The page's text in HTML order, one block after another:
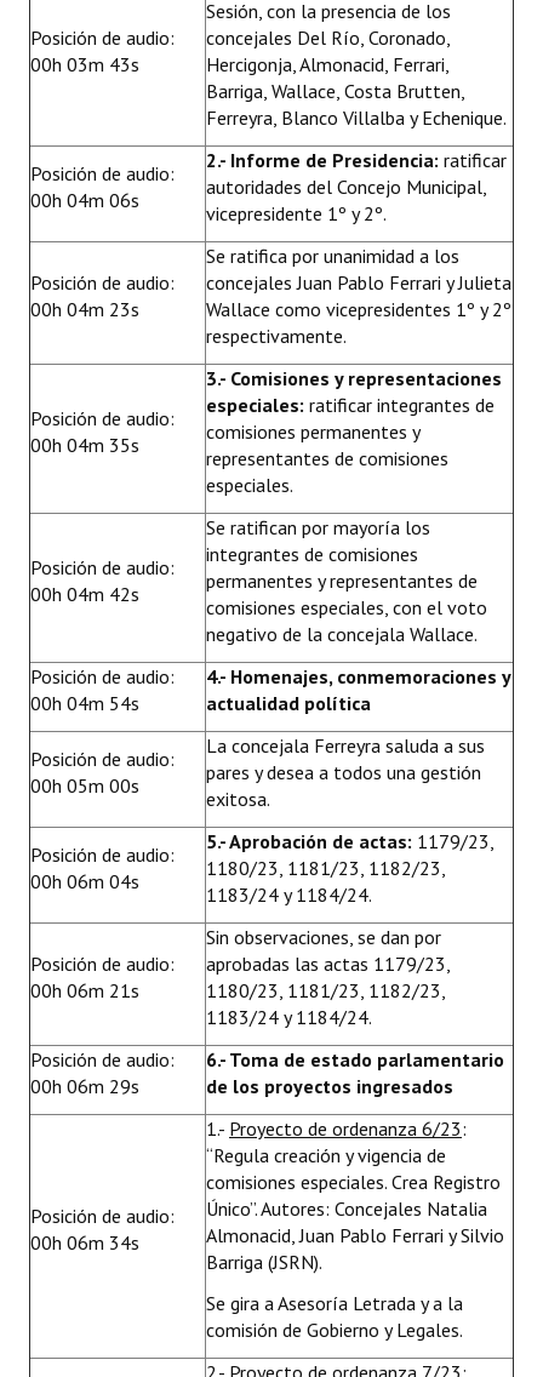
Posición de audio:
00h 03m 43s
Sesión, con la presencia de los
concejales Del Río, Coronado,
Hercigonja, Almonacid, Ferrari,
Barriga, Wallace, Costa Brutten,
Ferreyra, Blanco Villalba y Echenique.
Posición de audio:
00h 04m 06s
2.- Informe de Presidencia: ratificar
autoridades del Concejo Municipal,
vicepresidente 1º y 2º.
Posición de audio:
00h 04m 23s
Se ratifica por unanimidad a los
concejales Juan Pablo Ferrari y Julieta
Wallace como vicepresidentes 1º y 2º
respectivamente.
Posición de audio:
00h 04m 35s
3.- Comisiones y representaciones
especiales: ratificar integrantes de
comisiones permanentes y
representantes de comisiones
especiales.
Posición de audio:
00h 04m 42s
Se ratifican por mayoría los
integrantes de comisiones
permanentes y representantes de
comisiones especiales, con el voto
negativo de la concejala Wallace.
Posición de audio:
00h 04m 54s
4.- Homenajes, conmemoraciones y
actualidad política
Posición de audio:
00h 05m 00s
La concejala Ferreyra saluda a sus
pares y desea a todos una gestión
exitosa.
Posición de audio:
00h 06m 04s
5.- Aprobación de actas: 1179/23,
1180/23, 1181/23, 1182/23,
1183/24 y 1184/24.
Posición de audio:
00h 06m 21s
Sin observaciones, se dan por
aprobadas las actas 1179/23,
1180/23, 1181/23, 1182/23,
1183/24 y 1184/24.
Posición de audio:
00h 06m 29s
6.- Toma de estado parlamentario
de los proyectos ingresados
Posición de audio:
00h 06m 34s
1.- Proyecto de ordenanza 6/23:
“Regula creación y vigencia de
comisiones especiales. Crea Registro
Único”. Autores: Concejales Natalia
Almonacid, Juan Pablo Ferrari y Silvio
Barriga (JSRN).
Se gira a Asesoría Letrada y a la
comisión de Gobierno y Legales.
2.- Proyecto de ordenanza 7/23: